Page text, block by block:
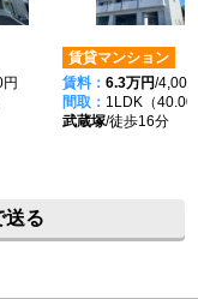
賃貸マンション
賃料： 6.3万円/4,000
間取： 1LDK（40.00
武蔵塚/徒歩16分
送る